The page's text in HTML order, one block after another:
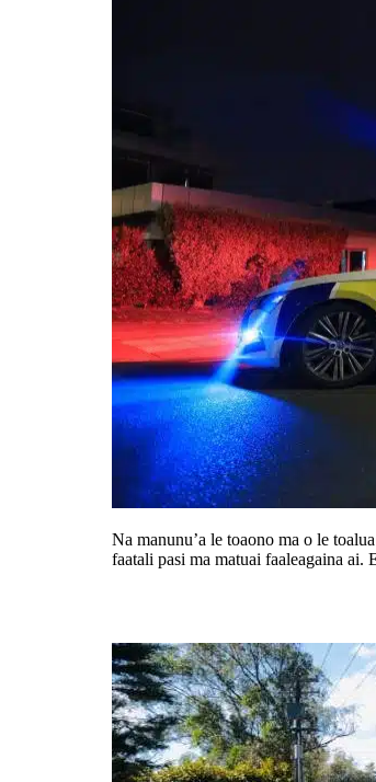
Na manunu’a le toaono ma o le
faatali pasi ma matuai faaleagaina